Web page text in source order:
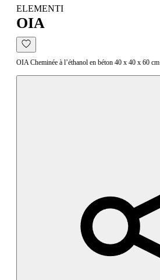
ELEMENTI
OIA
OIA Cheminée à l’éthanol en béton 40 x 40 x 60 cm